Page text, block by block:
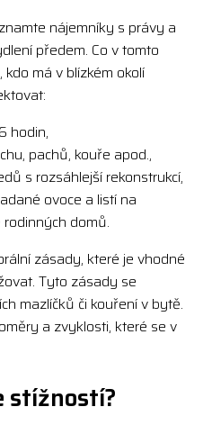
nájemníky s právy a
předem. Co v tomto
má v blízkém okolí
hodin,
pachů, kouře apod.,
s rozsáhlejší rekonstrukcí,
ovoce a listí na
domů.
zásady, které je vhodné
Tyto zásady se
mazlíčků či kouření v bytě.
a zvyklosti, které se v
stížností?